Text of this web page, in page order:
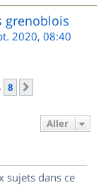
grenoblois
2020, 08:40
8
Aller
sujets dans ce